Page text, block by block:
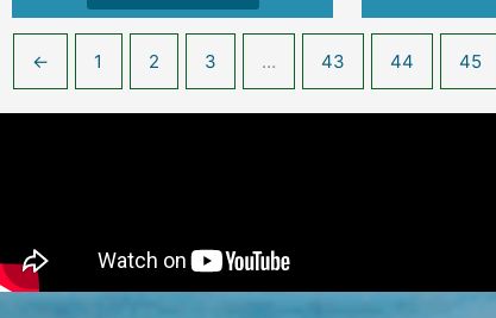
← 1 2 3 … 43 44 45